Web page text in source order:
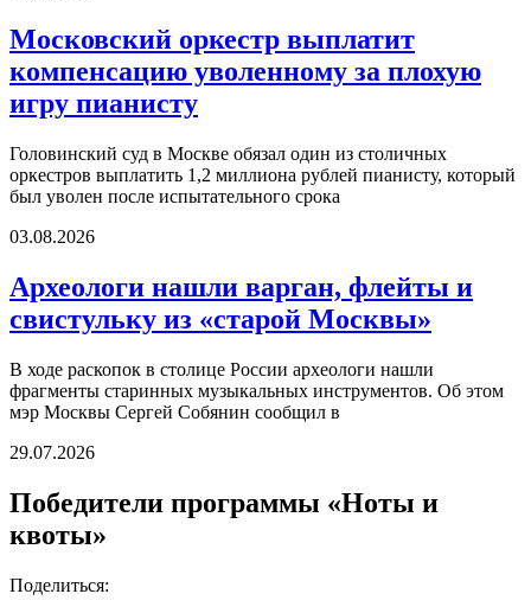
Московский оркестр выплатит
компенсацию уволенному за плохую
игру пианисту
Головинский суд в Москве обязал один из столичных
оркестров выплатить 1,2 миллиона рублей пианисту, который
был уволен после испытательного срока
03.08.2026
Археологи нашли варган, флейты и
свистульку из «старой Москвы»
В ходе раскопок в столице России археологи нашли
фрагменты старинных музыкальных инструментов. Об этом
мэр Москвы Сергей Собянин сообщил в
29.07.2026
Победители программы «Ноты и
квоты»
Поделиться: